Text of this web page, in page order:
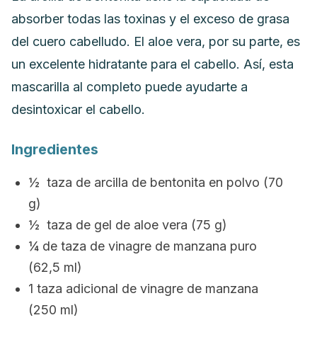
absorber todas las toxinas y el exceso de grasa
del cuero cabelludo. El aloe vera, por su parte, es
un excelente hidratante para el cabello. Así, esta
mascarilla al completo puede ayudarte a
desintoxicar el cabello.
Ingredientes
½ taza de arcilla de bentonita en polvo (70
g)
½ taza de gel de aloe vera (75 g)
¼ de taza de vinagre de manzana puro
(62,5 ml)
1 taza adicional de vinagre de manzana
(250 ml)